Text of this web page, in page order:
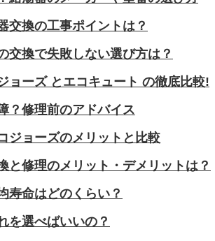
交換の工事ポイントは？
交換で失敗しない選び方は？
ョーズ とエコキュート の徹底比較!
？修理前のアドバイス
ジョーズのメリットと比較
と修理のメリット・デメリットは？
寿命はどのくらい？
を選べばいいの？